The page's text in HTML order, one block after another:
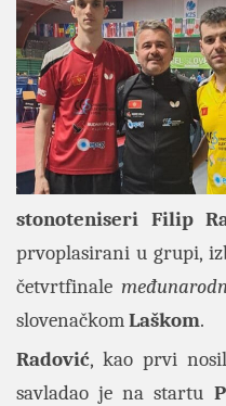
stonoteniseri Filip
prvoplasirani u grupi,
četvrtfinale
slovenačkomLaškom.
Radović, kao prvi
savladao je na startu